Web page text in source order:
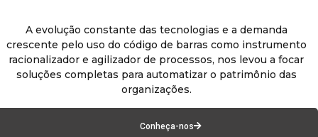
A evolução constante das tecnologias e a demanda
crescente pelo uso do código de barras como instrumento
racionalizador e agilizador de processos, nos levou a focar
soluções completas para automatizar o patrimônio das
organizações.
Conheça-nos